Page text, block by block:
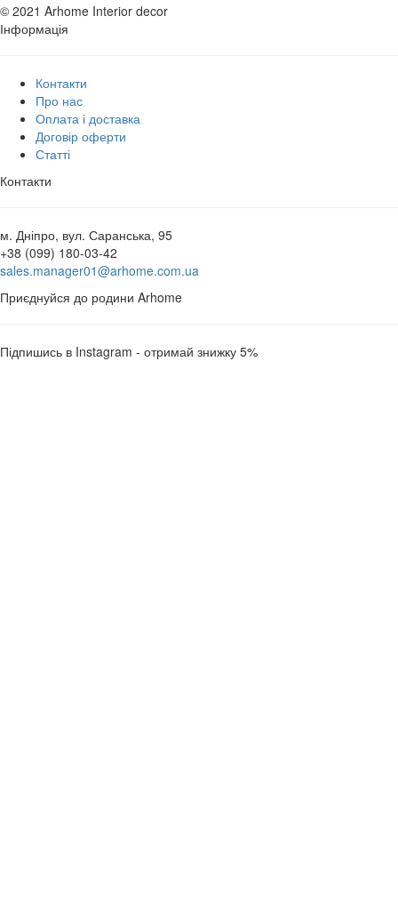
© 2021 Arhome Interior decor
Інформація
Контакти
Про нас
Оплата і доставка
Договір оферти
Статті
Контакти
м. Дніпро, вул. Саранська, 95
+38 (099) 180-03-42
sales.manager01@arhome.com.ua
Приєднуйся до родини Arhome
Підпишись в Instagram - отримай знижку 5%